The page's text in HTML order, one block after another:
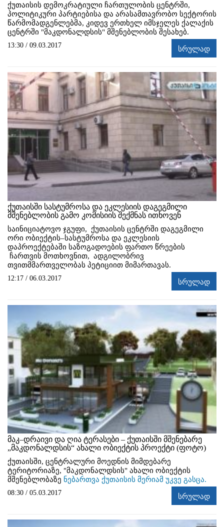
ქუთაისის დემოკრატიული ჩართულობის ცენტრში,
პოლიტიკური პარტიებისა და არასამთავრობო სექტორის
წარმომადგენლებმა, კიდევ ერთხელ იმსჯელეს ქალაქის
ცენტრში "მაკდონალდსის" მშენებლობის შესახებ.
13:30 / 09.03.2017 სრულად
ქუთაისში სასტუმროსა და ეკლესიის დაგეგმილი
მშენებლობის გამო კომისიის შექმნას ითხოვენ
საინიციატოვო ჯგუფი, ქუთაისის ცენტრში დაგეგმილი
ორი ობიექტის–სასტუმროსა და ეკლესიის
დაპროექტებაში საზოგადოების ფართო წრეების
ჩართვის მოთხოვნით, ადგილობრივ
თვითმმართველობას პეტიციით მიმართავას.
12:17 / 06.03.2017 სრულად
მაკ–დრაივი და ღია ტერასები – ქუთაისში მშენებარე
„მაკდონალდსის“ ახალი ობიექტის პროექტი (ფოტო)
ქუთაისში, ცენტრალური მოედნის მიმდებარე
ტერიტორიაზე, "მაკდონალდსის" ახალი ობიექტის
მშენებლობაზე ნებართვა ქუთაისის მერიამ უკვე გასცა.
08:30 / 05.03.2017 სრულად